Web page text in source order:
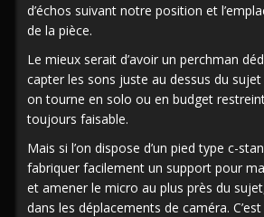
d’échos suivant notre position et
de la pièce.
Le mieux serait d’avoir un perchman
capter les sons juste au dessus du
on tourne en solo ou en budget
toujours faisable.
Mais si l’on dispose d’un pied type c-
fabriquer facilement un support pour
et amener le micro au plus près du
dans les déplacements de caméra.